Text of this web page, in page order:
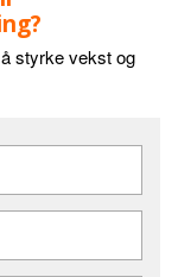
styrke vekst og